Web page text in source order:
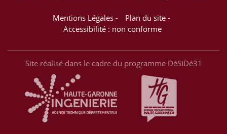
Mentions Légales- Plan du site-
Accessibilité : non conforme
Site réalisé dans le cadre du programme DéSIDé31